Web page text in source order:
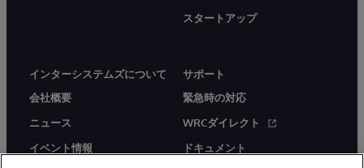
スタートアップ
インターシステムズについて
会社概要
ニュース
イベント情報
サポート
緊急時の対応
WRCダイレクト
ドキュメント